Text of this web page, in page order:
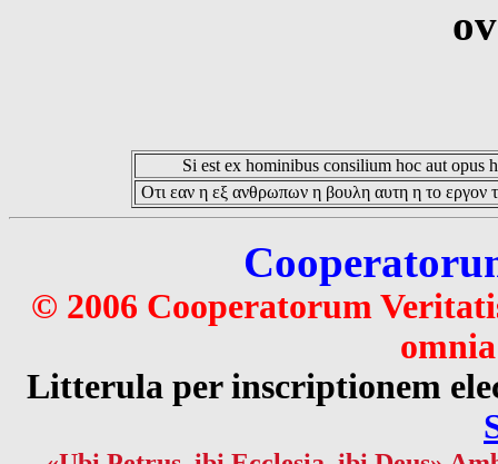
Si est ex hominibus consilium hoc aut opus
Οτι εαν η εξ ανθρωπων η βουλη αυτη η το εργον
© 2006 Cooperatorum
Litterula per inscriptionem